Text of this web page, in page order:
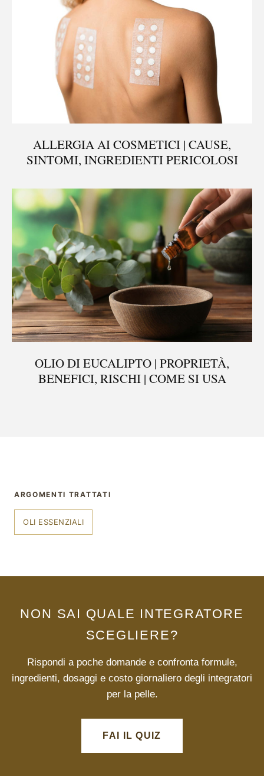
ALLERGIA AI COSMETICI | CAUSE,
SINTOMI, INGREDIENTI PERICOLOSI
OLIO DI EUCALIPTO | PROPRIETÀ,
BENEFICI, RISCHI | COME SI USA
ARGOMENTI TRATTATI
OLI ESSENZIALI
NON SAI QUALE INTEGRATORE
SCEGLIERE?
Rispondi a poche domande e confronta formule,
ingredienti, dosaggi e costo giornaliero degli integratori
per la pelle.
FAI IL QUIZ